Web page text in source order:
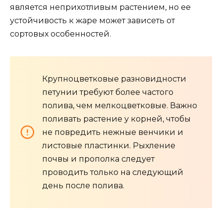
является неприхотливым растением, но ее
устойчивость к жаре может зависеть от
сортовых особенностей.
Крупноцветковые разновидности
петунии требуют более частого
полива, чем мелкоцветковые. Важно
поливать растение у корней, чтобы
не повредить нежные венчики и
листовые пластинки. Рыхление
почвы и прополка следует
проводить только на следующий
день после полива.